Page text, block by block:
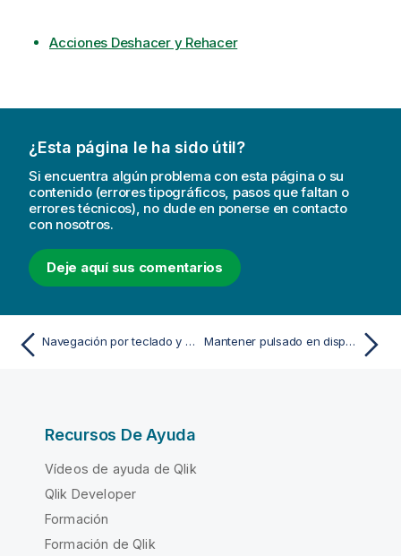
Acciones Deshacer y Rehacer
¿Esta página le ha sido útil?
Si encuentra algún problema con esta página o su
contenido (errores tipográficos, pasos que faltan o
errores técnicos), no dude en ponerse en contacto
con nosotros.
Deje aquí sus comentarios
Navegación por teclado y accesos directos Mantener pulsado en dispositivos táctiles
Recursos De Ayuda
Vídeos de ayuda de Qlik
Qlik Developer
Formación
Formación de Qlik